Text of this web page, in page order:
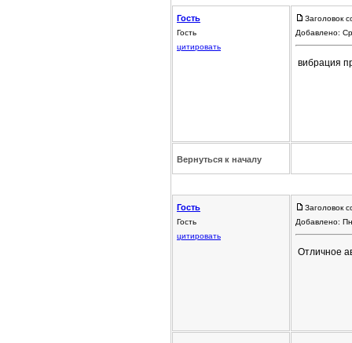
Гость
Гость
цитировать
Заголовок
Добавлено:
вибрация
Вернуться к началу
Гость
Гость
цитировать
Заголовок
Добавлено:
Отличное